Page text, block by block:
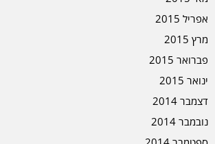
אפריל 2015
מרץ 2015
פברואר 2015
ינואר 2015
דצמבר 2014
נובמבר 2014